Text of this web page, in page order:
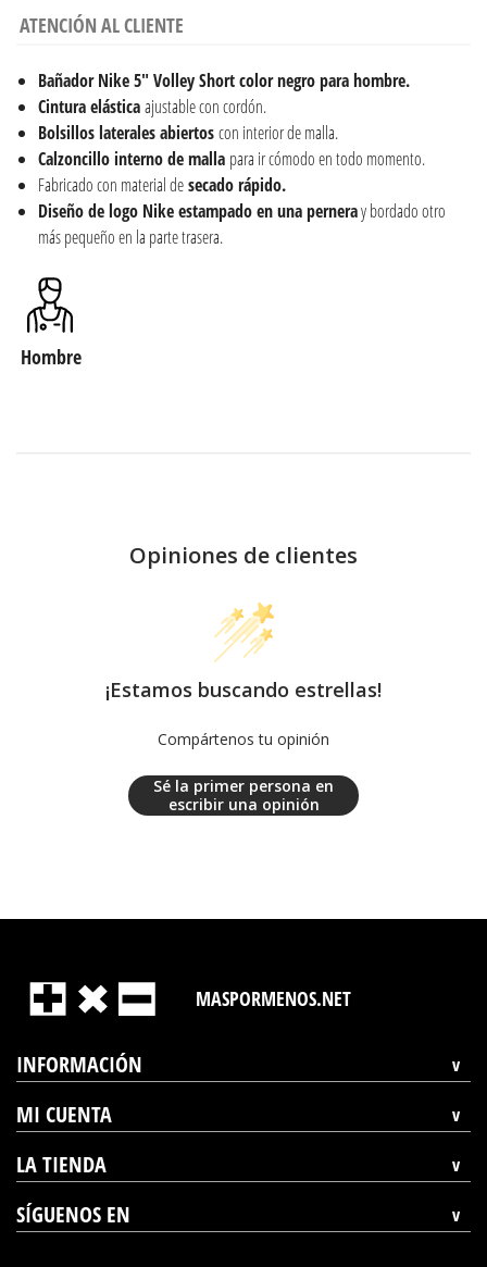
ATENCIÓN AL CLIENTE
BañadorNike 5" Volley Short color negro para hombre.
Cintura elásticaajustable con cordón.
Bolsillos laterales abiertoscon interior de malla.
Calzoncillo interno de malla para ir cómodo en todo momento.
Fabricado con material desecado rápido.
Diseño de logo Nike estampado en una perneray bordado otro
más pequeño en la parte trasera.
Hombre
Opiniones de clientes
¡Estamos buscando estrellas!
Compártenos tu opinión
Sé la primer persona en
escribir una opinión
MASPORMENOS.NET
INFORMACIÓN
MI CUENTA
LA TIENDA
SÍGUENOS EN